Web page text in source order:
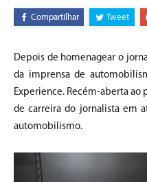
Compartilhar Tweet
Depois de homenagear o
da imprensa de
Experience. Recém-aberta ao
de carreira do jornalista em
automobilismo.